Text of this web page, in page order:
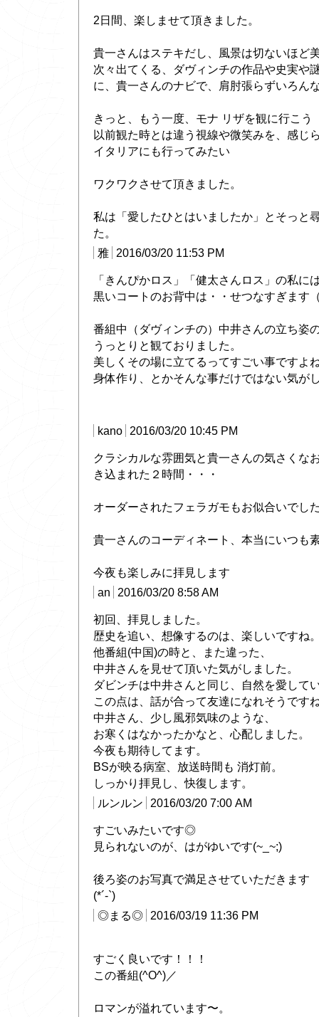
2日間、楽しませて頂きました。
貴一さんはステキだし、風景は切ないほど
次々出てくる、ダヴィンチの作品や史実や
に、貴一さんのナビで、肩肘張らずいろん
きっと、もう一度、モナ リザを観に行こう
以前観た時とは違う視線や微笑みを、感じ
イタリアにも行ってみたい
ワクワクさせて頂きました。
私は「愛したひとはいましたか」とそっと
た。
雅
2016/03/20 11:53 PM
「きんぴかロス」「健太さんロス」の私に
黒いコートのお背中は・・せつなすぎます
番組中（ダヴィンチの）中井さんの立ち姿
うっとりと観ておりました。
美しくその場に立てるってすごい事ですよ
身体作り、とかそんな事だけではない気が
kano 2016/03/20 10:45 PM
クラシカルな雰囲気と貴一さんの気さくな
き込まれた２時間・・・
オーダーされたフェラガモもお似合いでし
貴一さんのコーディネート、本当にいつも
今夜も楽しみに拝見します
an
2016/03/20 8:58 AM
初回、拝見しました。
歴史を追い、想像するのは、楽しいですね
他番組(中国)の時と、また違った、
中井さんを見せて頂いた気がしました。
ダビンチは中井さんと同じ、自然を愛して
この点は、話が合って友達になれそうです
中井さん、少し風邪気味のような、
お寒くはなかったかなと、心配しました。
今夜も期待してます。
BSが映る病室、放送時間も 消灯前。
しっかり拝見し、快復します。
ルンルン
2016/03/20 7:00 AM
すごいみたいです◎
見られないのが、はがゆいです(~_~;)
後ろ姿のお写真で満足させていただきます
(*´-`)
◎まる◎
2016/03/19 11:36 PM
すごく良いです！！！
この番組(^O^)／
ロマンが溢れています〜。